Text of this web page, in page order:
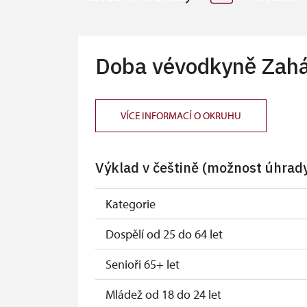
Doba vévodkyně
VÍCE INFORMACÍ O OKRUHU
Výklad v češtině (možnost
Kategorie
Dospělí od 25 do 64 let
Senioři 65+ let
Mládež od 18 do 24 let